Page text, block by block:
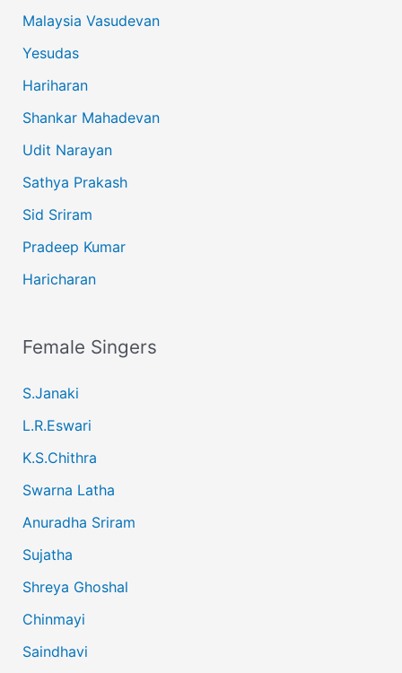
Malaysia Vasudevan
Yesudas
Hariharan
Shankar Mahadevan
Udit Narayan
Sathya Prakash
Sid Sriram
Pradeep Kumar
Haricharan
Female Singers
S.Janaki
L.R.Eswari
K.S.Chithra
Swarna Latha
Anuradha Sriram
Sujatha
Shreya Ghoshal
Chinmayi
Saindhavi